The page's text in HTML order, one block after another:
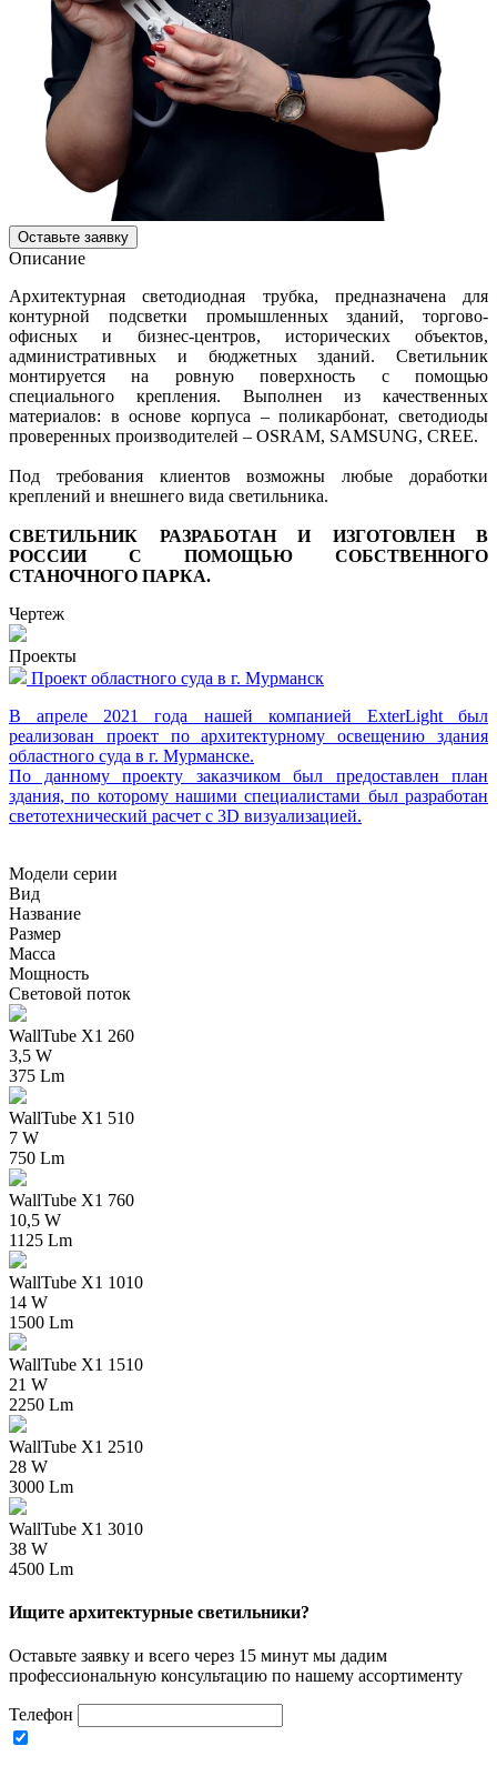
Оставьте заявку
Описание
Архитектурная светодиодная трубка, предназначена для
контурной подсветки промышленных зданий, торгово-
офисных и бизнес-центров, исторических объектов,
административных и бюджетных зданий. Светильник
монтируется на ровную поверхность с помощью
специального крепления. Выполнен из качественных
материалов: в основе корпуса – поликарбонат, светодиоды
проверенных производителей – OSRAM, SAMSUNG, CREE.
Под требования клиентов возможны любые доработки
креплений и внешнего вида светильника.
СВЕТИЛЬНИК РАЗРАБОТАН И ИЗГОТОВЛЕН В
РОССИИ С ПОМОЩЬЮ СОБСТВЕННОГО
СТАНОЧНОГО ПАРКА.
Чертеж
Проекты
Проект областного суда в г. Мурманск
В апреле 2021 года нашей компанией ExterLight был
реализован проект по архитектурному освещению здания
областного суда в г. Мурманске.
По данному проекту заказчиком был предоставлен план
здания, по которому нашими специалистами был разработан
светотехнический расчет с 3D визуализацией.
Модели серии
Вид
Название
Размер
Масса
Мощность
Световой поток
WallTube X1 260
3,5 W
375 Lm
WallTube X1 510
7 W
750 Lm
WallTube X1 760
10,5 W
1125 Lm
WallTube X1 1010
14 W
1500 Lm
WallTube X1 1510
21 W
2250 Lm
WallTube X1 2510
28 W
3000 Lm
WallTube X1 3010
38 W
4500 Lm
Ищите архитектурные светильники?
Оставьте заявку и всего через 15 минут мы дадим
профессиональную консультацию по нашему ассортименту
Телефон